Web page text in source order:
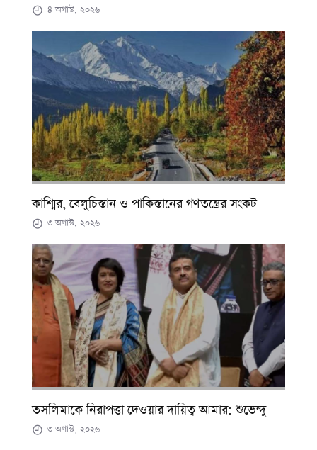
৪ অগাস্ট, ২০২৬
কাশ্মির, বেলুচিস্তান ও পাকিস্তানের গণতন্ত্রের সংকট
৩ অগাস্ট, ২০২৬
তসলিমাকে নিরাপত্তা দেওয়ার দায়িত্ব আমার: শুভেন্দু
৩ অগাস্ট, ২০২৬